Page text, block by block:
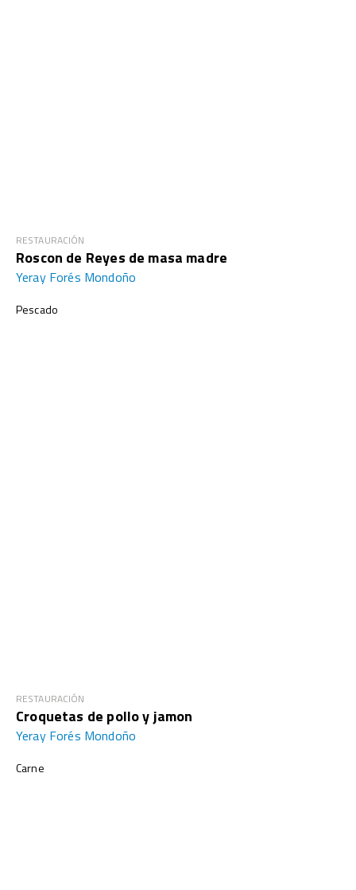
RESTAURACIÓN
Roscon de Reyes de masa madre
Yeray Forés Mondoño
Pescado
RESTAURACIÓN
Croquetas de pollo y jamon
Yeray Forés Mondoño
Carne